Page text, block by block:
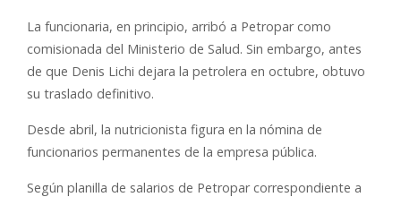
La funcionaria, en principio, arribó a Petropar como
comisionada del Ministerio de Salud. Sin embargo, antes
de que Denis Lichi dejara la petrolera en octubre, obtuvo
su traslado definitivo.
Desde abril, la nutricionista figura en la nómina de
funcionarios permanentes de la empresa pública.
Según planilla de salarios de Petropar correspondiente a